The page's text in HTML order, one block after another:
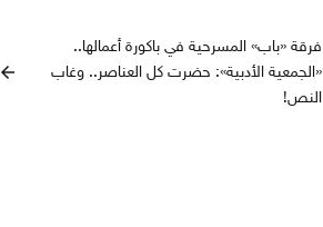
فرقة «باب» المسرحية في باكورة أعمالها..
«الجمعية الأدبية»: حضرت كل العناصر.. وغاب
النص!
arrow_back